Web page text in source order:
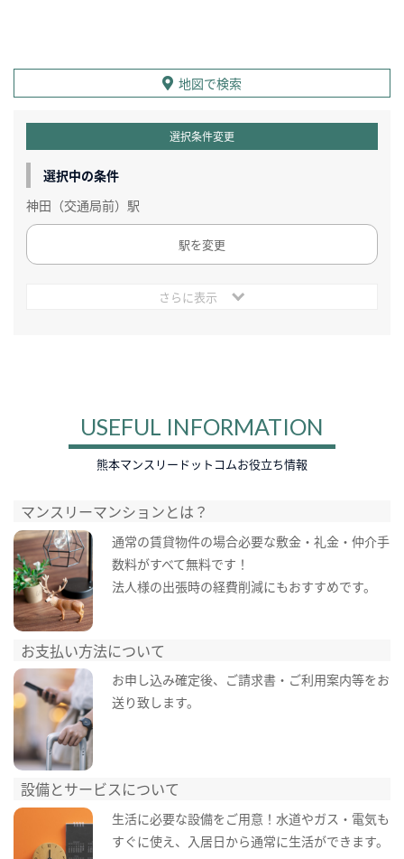
地図で検索
選択条件変更
選択中の条件
神田（交通局前）駅
駅を変更
さらに表示
USEFUL INFORMATION
熊本マンスリードットコムお役立ち情報
マンスリーマンションとは？
通常の賃貸物件の場合必要な敷金・礼金・仲介手
数料がすべて無料です！
法人様の出張時の経費削減にもおすすめです。
お支払い方法について
お申し込み確定後、ご請求書・ご利用案内等をお
送り致します。
設備とサービスについて
生活に必要な設備をご用意！水道やガス・電気も
すぐに使え、入居日から通常に生活ができます。